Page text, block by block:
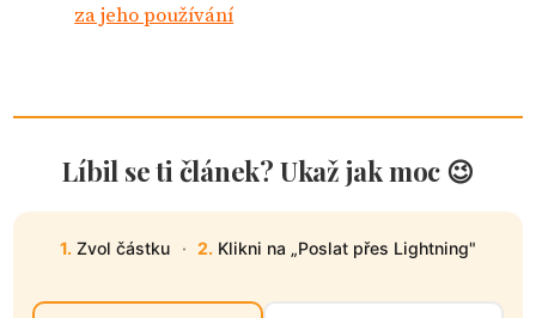
za jeho používání
Líbil se ti článek? Ukaž jak moc 😉
1.Zvol částku · 2. Klikni na „Poslat přes Lightning"